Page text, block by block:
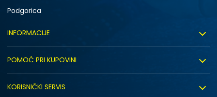
Podgorica
INFORMACIJE
Zapošljavanje
POMOĆ PRI KUPOVINI
KORISNIČKI SERVIS